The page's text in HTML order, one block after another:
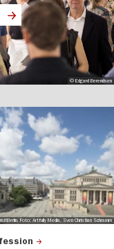
© Edgard Berendsen
Foto: Artfully Media, Sven Christian Schramm